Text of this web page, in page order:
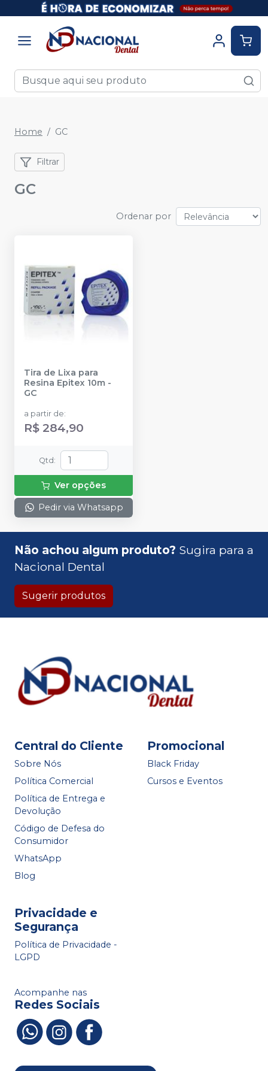
Home GC
Filtrar
GC
Ordenar por
Tira de Lixa para
Resina Epitex 10m -
GC
a partir de:
R$ 284,90
Qtd :
Ver opções
Pedir via Whatsapp
Não achou algum produto? Sugira para a
Nacional Dental
Sugerir produtos
Central do Cliente
Sobre Nós
Política Comercial
Política de Entrega e
Devolução
Código de Defesa do
Consumidor
WhatsApp
Blog
Promocional
Black Friday
Cursos e Eventos
Privacidade e
Segurança
Política de Privacidade -
LGPD
Acompanhe nas
Redes Sociais